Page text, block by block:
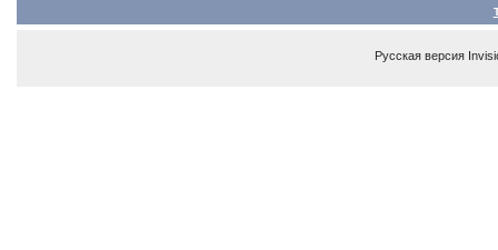
Русская версия